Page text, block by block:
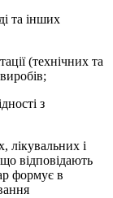
та інших
(технічних та
з
лікувальних і
що відповідають
формує в